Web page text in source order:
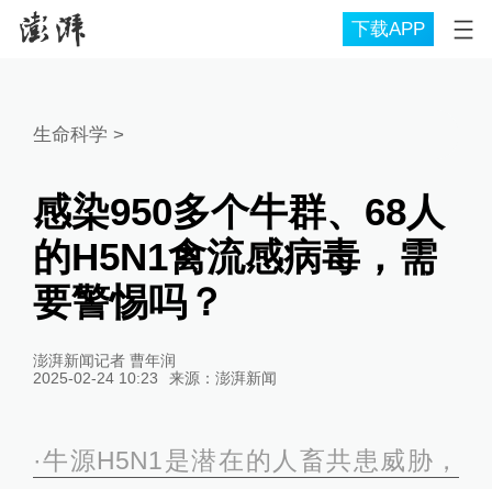
下载APP
生命科学 >
感染950多个牛群、68人
的H5N1禽流感病毒，需
要警惕吗？
澎湃新闻记者 曹年润
2025-02-24 10:23
来源： 澎湃新闻
·牛源H5N1是潜在的人畜共患威胁，